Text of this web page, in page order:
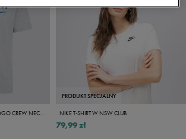
REEBOK T-SHIRT BRUNO BIG LOGO CREW NECK SS TEE
PRODUKT SPECJALNY
NIKE T-SHIRT W NSW CLUB
79,99 zł